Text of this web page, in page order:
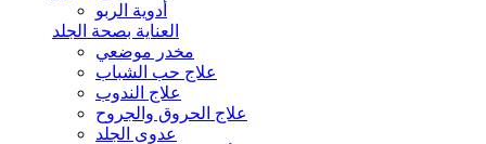
أدوية الربو
العناية بصحة الجلد
مخدر موضعي
علاج حب الشباب
علاج الندوب
علاج الحروق والجروح
عدوى الجلد